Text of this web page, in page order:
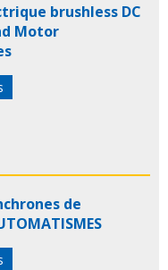
brushless DC
Motor
de